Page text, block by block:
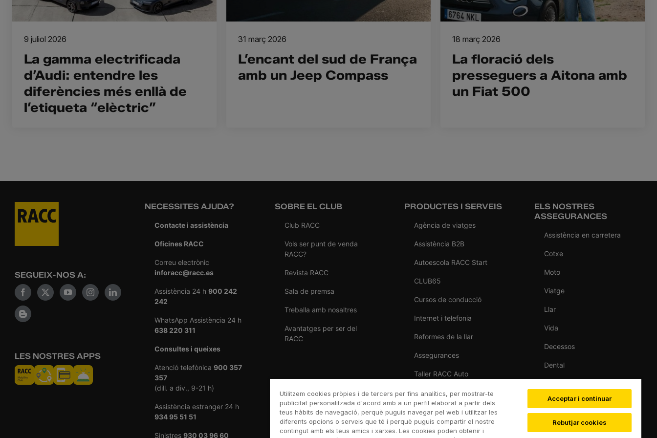
La gamma electrificada
d’Audi: entendre les
diferències més enllà de
l’etiqueta “elèctric”
9 juliol 2026
L’encant del sud de França
amb un Jeep Compass
31 març 2026
La floració dels
presseguers a Aitona amb
un Fiat 500
18 març 2026
SEGUEIX-NOS A:
LES NOSTRES APPS
NECESSITES AJUDA?
Contacte i assistència
Oficines RACC
Correu electrònic
inforacc@racc.es
Assistència 24 h 900 242
242
WhatsApp Assistència 24 h
638 220 311
Consultes i queixes
Atenció telefònica 900 357
357
(dill. a div., 9-21 h)
Assistència estranger 24 h
934 95 51 51
Sinistres 930 03 96 60
SOBRE EL CLUB
Club RACC
Vols ser punt de venda
RACC?
Revista RACC
Sala de premsa
Treballa amb nosaltres
Avantatges per ser del
RACC
PRODUCTES I SERVEIS
Agència de viatges
Assistència B2B
Autoescola RACC Start
CLUB65
Cursos de conducció
Internet i telefonia
Reformes de la llar
Assegurances
Taller RACC Auto
Venda de cotxes
ELS NOSTRES
ASSEGURANCES
Assistència en carretera
Cotxe
Moto
Viatge
Llar
Vida
Decessos
Dental
Esquí
Utilitzem cookies pròpies i de tercers per fins analítics, per mostrar-te
publicitat personalitzada d'acord amb a un perfil elaborat a partir dels
teus hàbits de navegació, perquè puguis navegar pel web i utilitzar les
diferents opcions o serveis que té i perquè puguis compartir el nostre
contingut amb els teus amics i xarxes. Les cookies poden obtenir i
Acceptar i continuar
Rebutjar cookies